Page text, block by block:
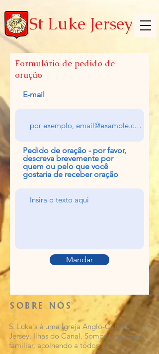
St Luke Jersey
Formulário de pedido de
oração
E-mail
Pedido de oração - por favor,
descreva brevemente por
quem ou pelo que você
gostaria de receber oração
Mandar
SOBRE NÓS
S. Luke's é uma Igreja Anglo-Católica em
Jersey, Ilhas do Canal. Somos uma Igreja
familiar, acolhendo a todos.